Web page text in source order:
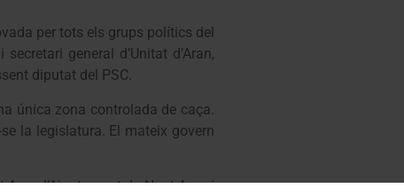
per tots els grups polítics del
general d’Unitat d’Aran,
diputat del PSC.
única zona controlada de caça.
la legislatura. El mateix govern
l’Ajuntament de Naut Aran i